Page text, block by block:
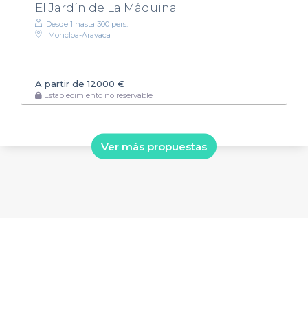
El Jardín de La Máquina
Desde 1 hasta 300 pers.
Moncloa-Aravaca
A partir de 12000 €
Establecimiento no reservable
Ver más propuestas